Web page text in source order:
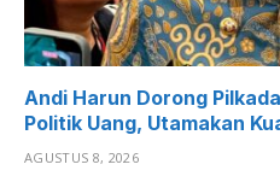
Andi Harun Dorong
Politik Uang, Utamakan
AGUSTUS 8, 2026